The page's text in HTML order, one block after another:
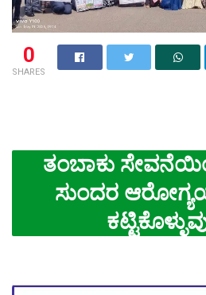
0
SHARES
ತಂಬಾಕು
ಸುಂದರ